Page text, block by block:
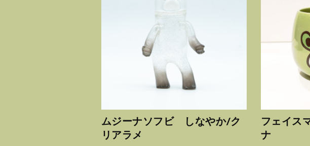
ムジーナソフビ しなやか/ク
リアラメ
フェイス
ナ